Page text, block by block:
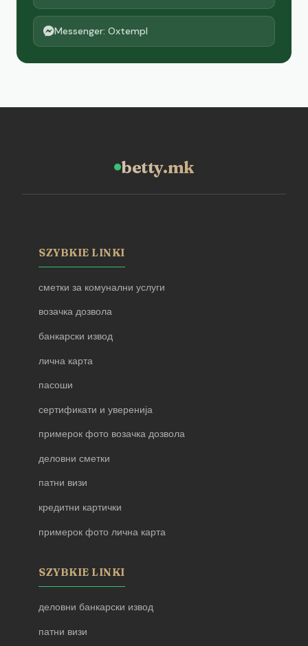
Messenger: Oxtempl
betty.mk
SZYBKIE LINKI
сметки за комунални услуги
возачка дозвола
банкарски извод
лична карта
пасоши
сертификати и уверенија
примерок фото возачка дозвола
деловни сметки
патни визи
кредитни картички
примерок фото лична карта
SZYBKIE LINKI
деловни банкарски извод
патни визи